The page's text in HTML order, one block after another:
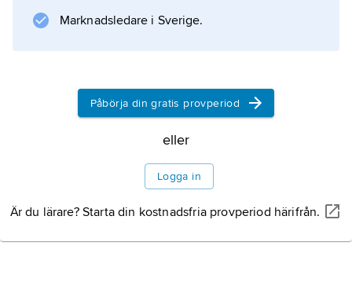
Marknadsledare i Sverige.
Påbörja din gratis provperiod
eller
Logga in
Är du lärare? Starta din kostnadsfria provperiod härifrån.